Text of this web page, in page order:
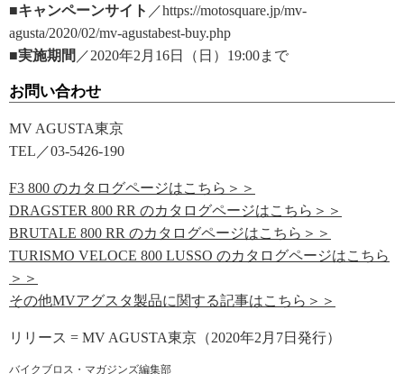
■キャンペーンサイト ／https://motosquare.jp/mv-
agusta/2020/02/mv-agustabest-buy.php
■実施期間 ／2020年2月16日（日）19:00まで
お問い合わせ
MV AGUSTA東京
TEL／03-5426-190
F3 800 のカタログページはこちら＞＞
DRAGSTER 800 RR のカタログページはこちら＞＞
BRUTALE 800 RR のカタログページはこちら＞＞
TURISMO VELOCE 800 LUSSO のカタログページはこちら
＞＞
その他MVアグスタ製品に関する記事はこちら＞＞
リリース = MV AGUSTA東京（2020年2月7日発行）
バイクブロス・マガジンズ編集部